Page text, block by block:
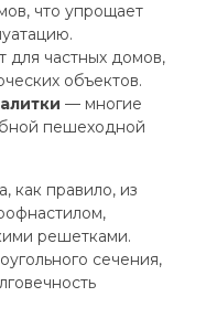
что упрощает
для частных домов,
объектов.
— многие
пешеходной
как правило, из
решетками.
сечения,